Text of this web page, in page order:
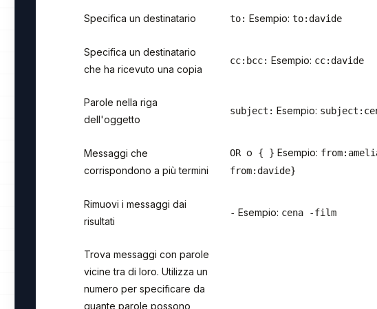
Specifica un destinatario to: Esempio: to:davide
Specifica un destinatario
che ha ricevuto una copia
cc: bcc: Esempio: cc:davide
Parole nella riga
dell'oggetto
subject: Esempio:
Messaggi che
corrispondono a più termini
OR o { } Esempio:
from:davide}
Rimuovi i messaggi dai
risultati
- Esempio: cena -film
Trova messaggi con parole
vicine tra di loro. Utilizza un
numero per specificare da
quante parole possono